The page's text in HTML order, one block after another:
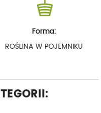
Forma:
ROŚLINA W POJEMNIKU